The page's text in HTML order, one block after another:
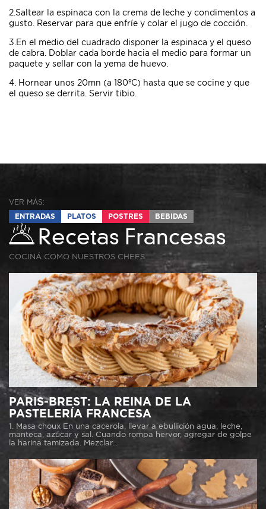
2.Saltear la espinaca con la crema de leche y condimentos a
gusto. Reservar para que enfríe y colar el jugo de cocción.
3.En el medio del cuadrado disponer la espinaca y el queso
de cabra. Doblar cada borde hacia el medio para formar un
paquete y sellar con la yema de huevo.
4. Hornear unos 20mn (a 180ºC) hasta que se cocine y que
el queso se derrita. Servir tibio.
VER MÁS:
ENTRADAS
PLATOS POSTRES BEBIDAS
Recetas Francesas
COCINÁ COMO NUESTROS CHEFS
PARIS-BREST: LA REINA DE LA
PASTELERÍA FRANCESA
1. Masa choux En una cacerola, llevar a ebullición agua, leche,
manteca, azúcar y sal. Cuando rompa hervor, agregar de golpe
la harina tamizada. Mezclar...